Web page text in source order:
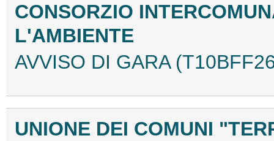
CONSORZIO
L'AMBIENTE
AVVISO DI GARA
UNIONE DEI COMUNI